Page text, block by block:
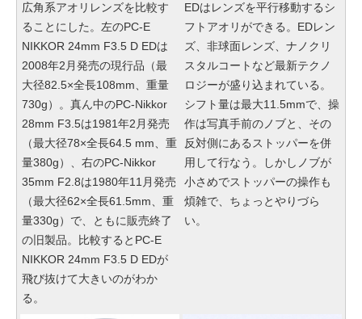
広角系アオリレンズを比較す
ることにした。左のPC-E
NIKKOR 24mm F3.5 D EDは
2008年2月発売の現行品（最
大径82.5×全長108mm、重量
730g）。真ん中のPC-Nikkor
28mm F3.5は1981年2月発売
（最大径78×全長64.5 mm、重
量380g）、右のPC-Nikkor
35mm F2.8は1980年11月発売
（最大径62×全長61.5mm、重
量330g）で、ともに販売終了
の旧製品。比較するとPC-E
NIKKOR 24mm F3.5 D EDが
飛び抜けて大きいのがわか
る。
EDはレンズを平行移動するシ
フトアオリができる。EDレン
ズ、非球面レンズ、ナノクリ
スタルコートなど最新テクノ
ロジーが盛り込まれている。
シフト量は最大11.5mmで、操
作は写真手前のノブと、その
反対側にあるストッパーを併
用して行なう。しかしノブが
小さめでストッパーの操作も
煩雑で、ちょっとやりづら
い。